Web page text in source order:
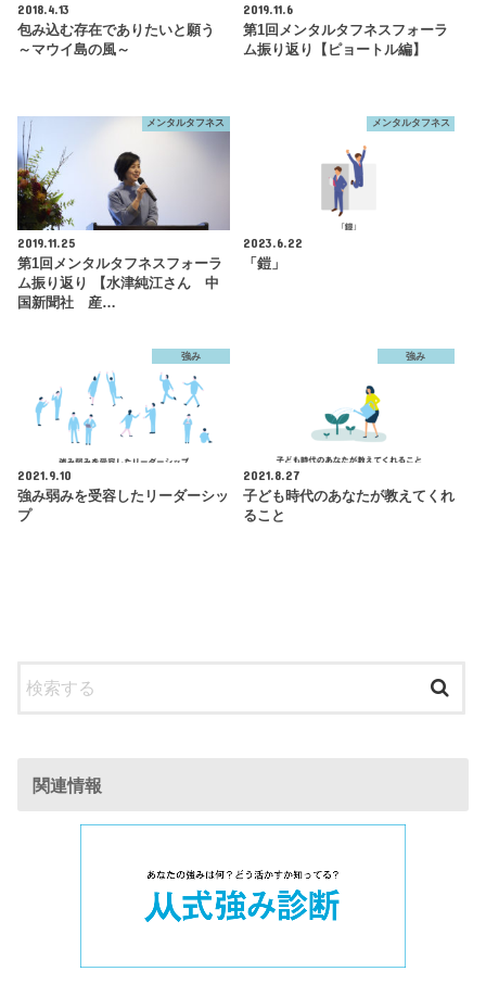
2018.4.13
包み込む存在でありたいと願う
～マウイ島の風～
2019.11.6
第1回メンタルタフネスフォーラ
ム振り返り【ピョートル編】
メンタルタフネス
2019.11.25
第1回メンタルタフネスフォーラ
ム振り返り 【水津純江さん 中
国新聞社 産…
メンタルタフネス
2023.6.22
「鎧」
強み
2021.9.10
強み弱みを受容したリーダーシッ
プ
強み
2021.8.27
子ども時代のあなたが教えてくれ
ること
関連情報